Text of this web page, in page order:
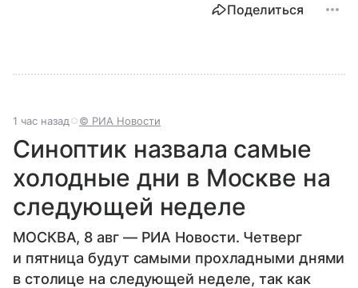
Поделиться
1 час назад © РИА Новости
Синоптик назвала самые
холодные дни в Москве на
следующей неделе
МОСКВА, 8 авг — РИА Новости. Четверг
и пятница будут самыми прохладными днями
в столице на следующей неделе, так как